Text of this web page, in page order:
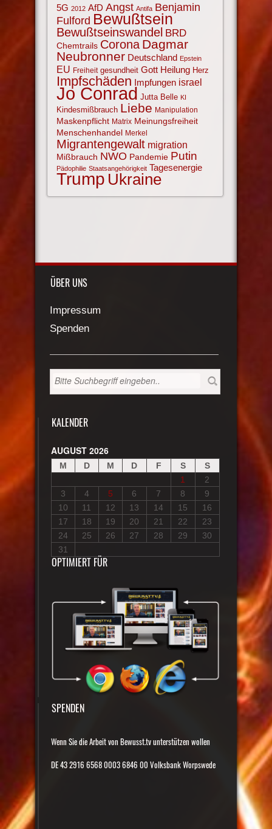
5G 2012 AfD Angst Antifa Benjamin
Fulford Bewußtsein
Bewußtseinswandel BRD
Chemtrails Corona Dagmar
Neubronner Deutschland Epstein
EU Freiheit gesundheit Gott Heilung Herz
Impfschäden Impfungen israel
Jo Conrad Jutta Belle KI
Kindesmißbrauch Liebe Manipulation
Maskenpflicht Matrix Meinungsfreiheit
Menschenhandel Merkel
Migrantengewalt migration
Mißbrauch NWO Pandemie Putin
Pädophilie Staatsangehörigkeit Tagesenergie
Trump Ukraine
ÜBER UNS
Impressum
Spenden
KALENDER
AUGUST 2026
M D M D F S
S
1
2
3
4 5 6 7 8
9
10
11 12 13 14 15
16
17
18 19 20 21 22
23
24
25 26 27 28 29
30
31
OPTIMIERT FÜR
SPENDEN
Wenn Sie die Arbeit von Bewusst.tv unterstützen wollen
DE 43 2916 6568 0003 6846 00 Volksbank Worpswede